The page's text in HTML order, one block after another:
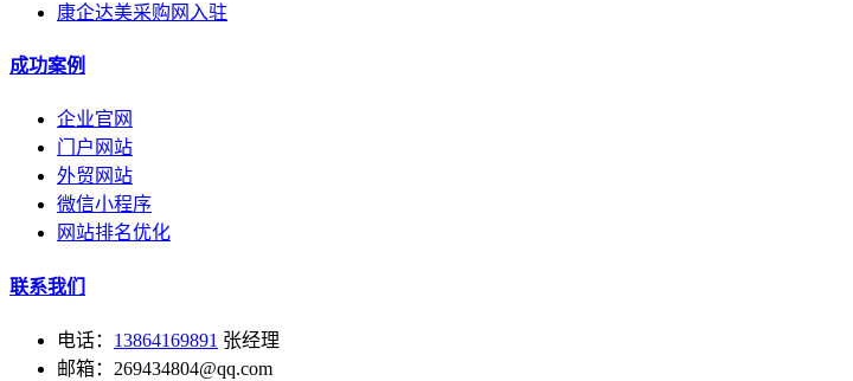
康企达美采购网入驻
成功案例
企业官网
门户网站
外贸网站
微信小程序
网站排名优化
联系我们
电话： 13864169891 张经理
邮箱：269434804@qq.com